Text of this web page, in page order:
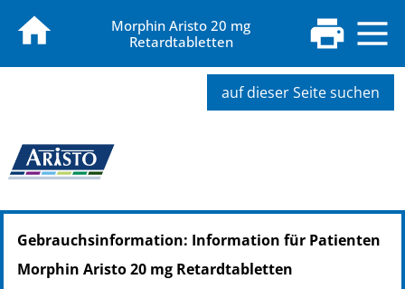
Morphin Aristo 20 mg
Retardtabletten
auf dieser Seite suchen
PZN: 14405284
PPN: 111440528457
PZN: 14405290
Gebrauchsinformation: Information für Patienten
Morphin Aristo 20 mg Retardtabletten